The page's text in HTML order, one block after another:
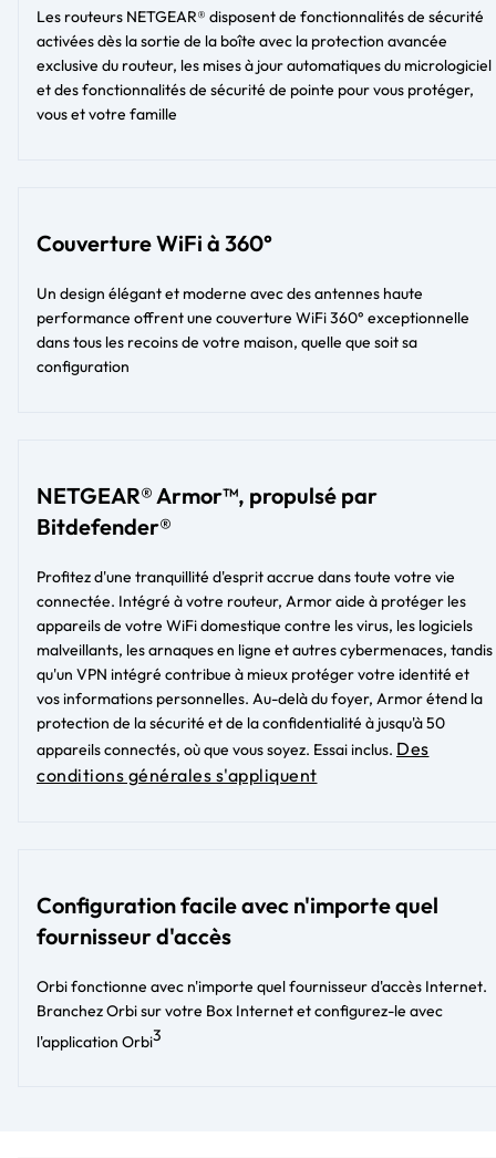
Les routeurs NETGEAR® disposent de fonctionnalités de sécurité
activées dès la sortie de la boîte avec la protection avancée
exclusive du routeur, les mises à jour automatiques du micrologiciel
et des fonctionnalités de sécurité de pointe pour vous protéger,
vous et votre famille
Couverture WiFi à 360°
Un design élégant et moderne avec des antennes haute
performance offrent une couverture WiFi 360° exceptionnelle
dans tous les recoins de votre maison, quelle que soit sa
configuration
NETGEAR® Armor™, propulsé par
Bitdefender®
Profitez d'une tranquillité d'esprit accrue dans toute votre vie
connectée. Intégré à votre routeur, Armor aide à protéger les
appareils de votre WiFi domestique contre les virus, les logiciels
malveillants, les arnaques en ligne et autres cybermenaces, tandis
qu'un VPN intégré contribue à mieux protéger votre identité et
vos informations personnelles. Au-delà du foyer, Armor étend la
protection de la sécurité et de la confidentialité à jusqu'à 50
appareils connectés, où que vous soyez. Essai inclus. Des
conditions générales s'appliquent
Configuration facile avec n'importe quel
fournisseur d'accès
Orbi fonctionne avec n'importe quel fournisseur d'accès Internet.
Branchez Orbi sur votre Box Internet et configurez-le avec
l'application Orbi3